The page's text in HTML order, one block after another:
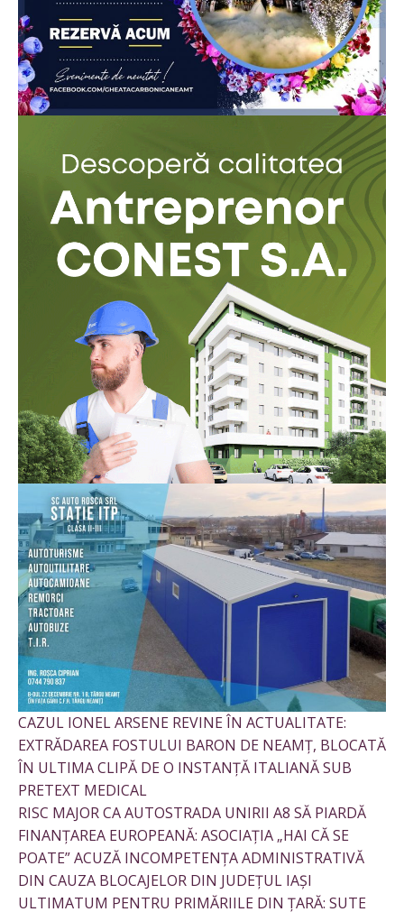
CAZUL IONEL ARSENE REVINE ÎN ACTUALITATE:
EXTRĂDAREA FOSTULUI BARON DE NEAMȚ, BLOCATĂ
ÎN ULTIMA CLIPĂ DE O INSTANȚĂ ITALIANĂ SUB
PRETEXT MEDICAL
RISC MAJOR CA AUTOSTRADA UNIRII A8 SĂ PIARDĂ
FINANȚAREA EUROPEANĂ: ASOCIAȚIA „HAI CĂ SE
POATE” ACUZĂ INCOMPETENȚA ADMINISTRATIVĂ
DIN CAUZA BLOCAJELOR DIN JUDEȚUL IAȘI
ULTIMATUM PENTRU PRIMĂRIILE DIN ȚARĂ: SUTE